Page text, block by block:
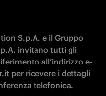
S.p.A. e il Gruppo
invitano tutti gli
all’indirizzo e-
per ricevere i dettagli
telefonica.